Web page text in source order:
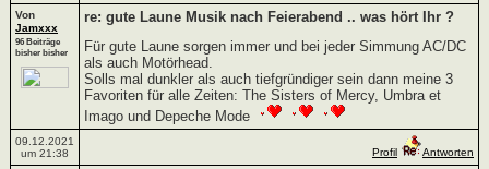
Von
Jamxxx
96 Beiträge
bisher bisher
re: gute Laune Musik nach Feierabend .. was hört Ihr ?
Für gute Laune sorgen immer und bei jeder Simmung AC/DC
als auch Motörhead.
Solls mal dunkler als auch tiefgründiger sein dann meine 3
Favoriten für alle Zeiten: The Sisters of Mercy, Umbra et
Imago und Depeche Mode
09.12.2021
um 21:38
Profil
Antworten